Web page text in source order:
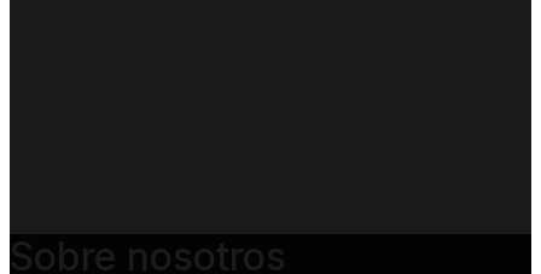
Sobre nosotros